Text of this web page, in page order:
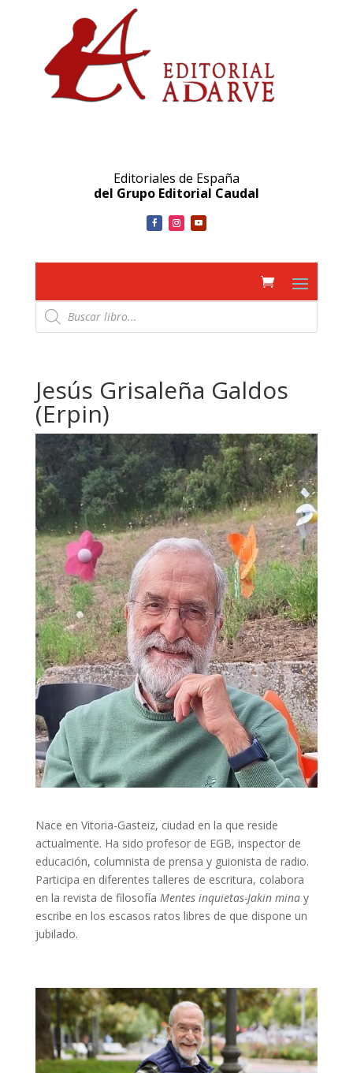
Editoriales de España
del Grupo Editorial Caudal
Búsqueda
de
productos
Jesús Grisaleña Galdos
(Erpin)
Nace en Vitoria-Gasteiz, ciudad en la que reside
actualmente. Ha sido profesor de EGB, inspector de
educación, columnista de prensa y guionista de radio.
Participa en diferentes talleres de escritura, colabora
en la revista de filosofía Mentes inquietas-Jakin minay
escribe en los escasos ratos libres de que dispone un
jubilado.